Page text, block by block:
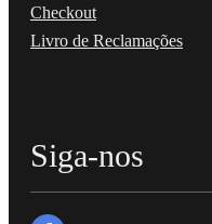
Checkout
Livro de Reclamações
Siga-nos